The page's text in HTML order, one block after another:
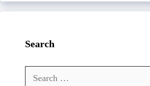
Search
Search